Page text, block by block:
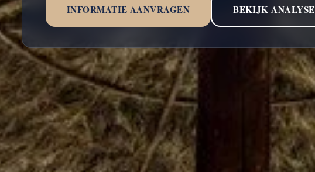
INFORMATIE AANVRAGEN BEKIJK ANALYSE